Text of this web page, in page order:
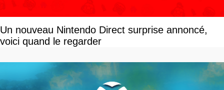
Un nouveau Nintendo Direct surprise annoncé,
voici quand le regarder